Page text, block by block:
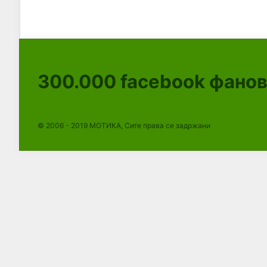
300.000 facebook
© 2006 - 2019 МОТИКА, Сите права се задржани